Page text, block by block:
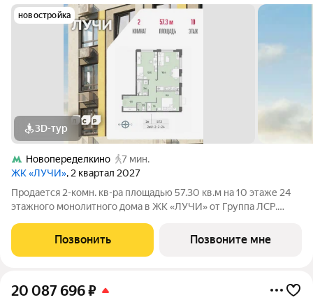
новостройка
3D-тур
Новопеределкино
7 мин.
ЖК «ЛУЧИ», 2 квартал 2027
Продается 2-комн. кв-ра площадью 57.30 кв.м на 10 этаже 24
этажного монолитного дома в ЖК «ЛУЧИ» от Группа ЛСР.
самых зелёных и благоприятных для жизни районов столицы
Солнцево, который
Позвонить Позвоните мне
20 087 696₽